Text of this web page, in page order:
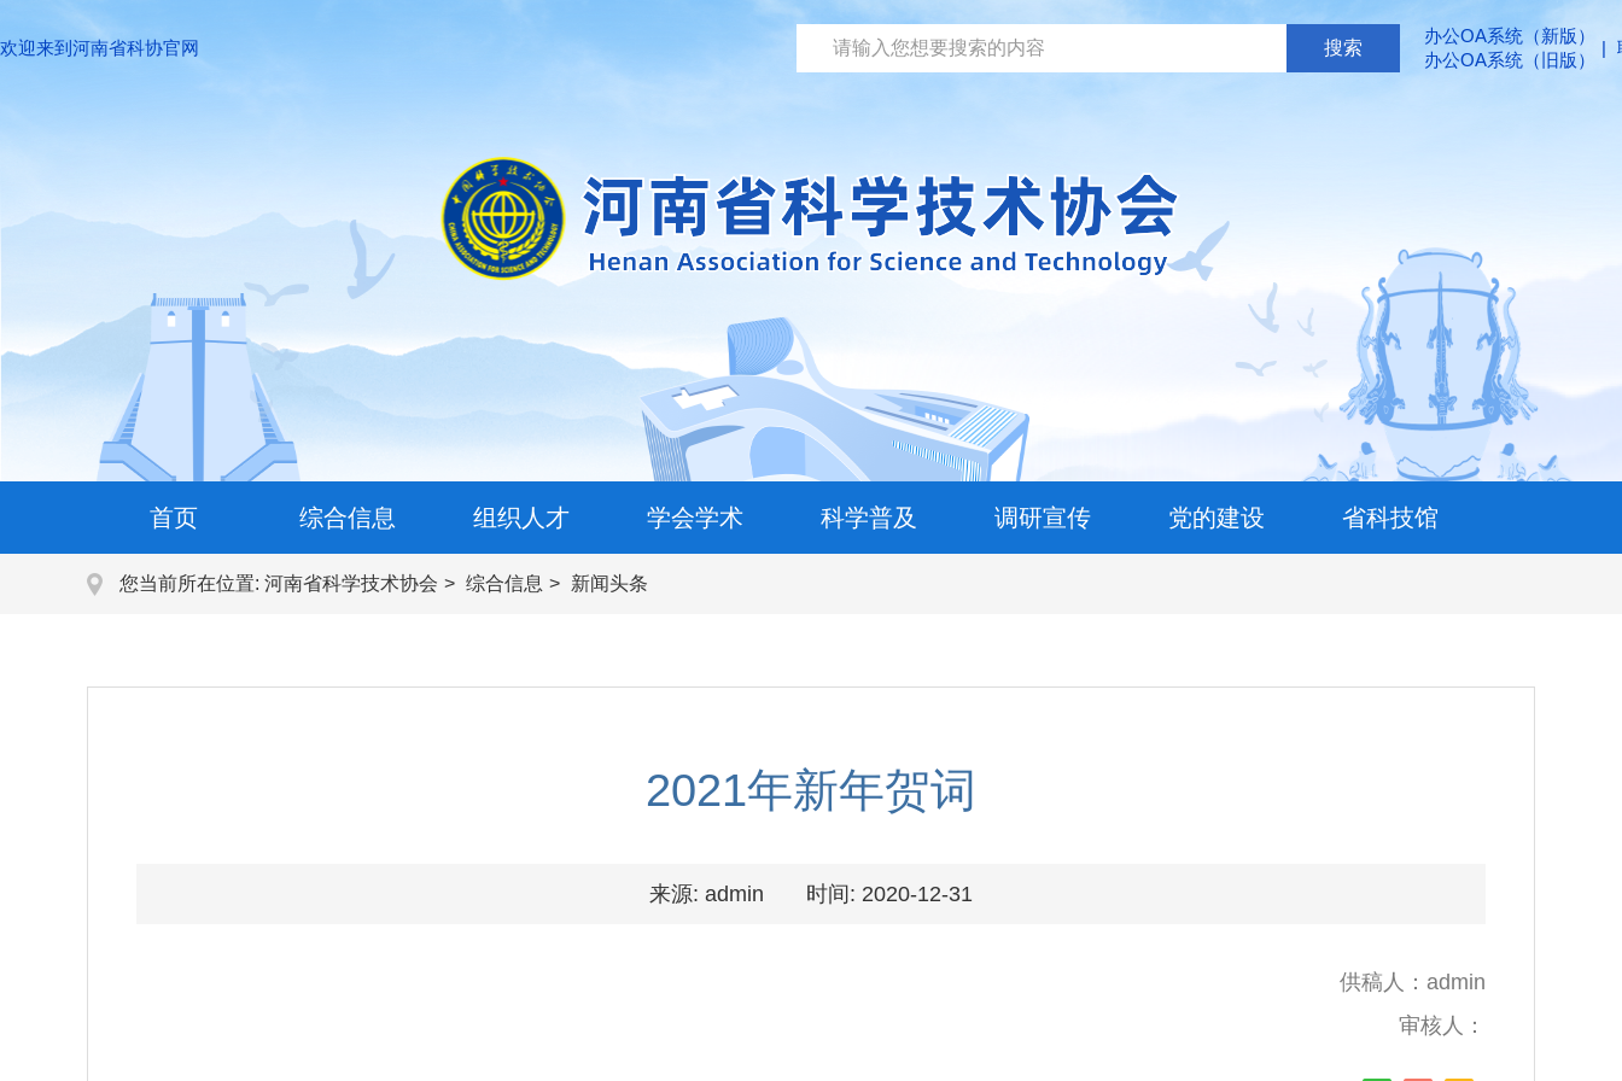
欢迎来到河南省科协官网
办公OA系统（新版）
办公OA系统（旧版）
|
首页 综合信息 组织人才 学会学术 科学普及 调研宣传 党的建设 省科技馆
您当前所在位置: 河南省科学技术协会 综合信息 新闻头条
2021年新年贺词
来源: admin 时间: 2020-12-31
供稿人：admin
审核人：